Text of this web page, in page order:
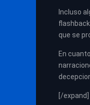
Incluso
que se
En
[/expand]